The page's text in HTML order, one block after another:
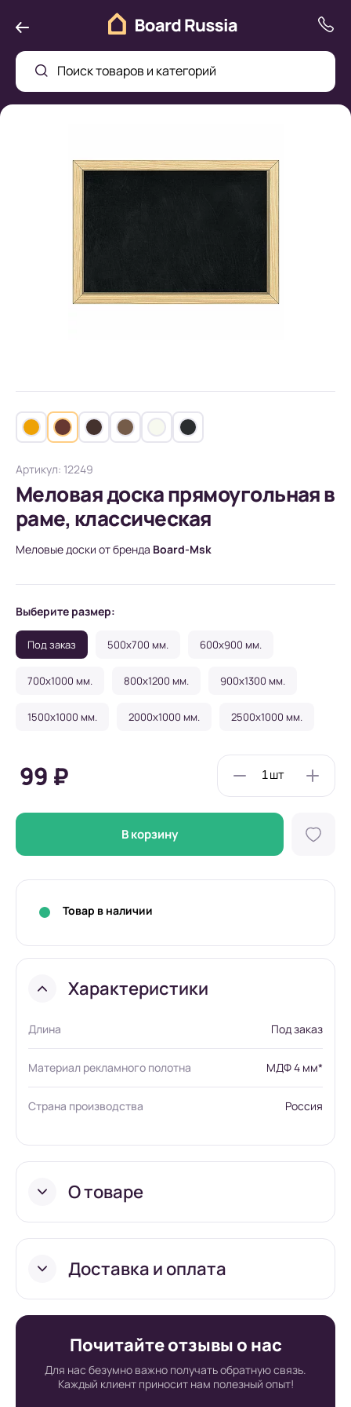
Поиск товаров и категорий
Артикул: 12249
Меловая доска прямоугольная в
раме, классическая
Меловые доски от бренда Board-Msk
Выберите размер:
Под заказ 500x700 мм. 600x900 мм.
700x1000 мм. 800x1200 мм. 900x1300 мм.
1500x1000 мм. 2000x1000 мм. 2500x1000 мм.
99 ₽
В корзину
Товар в наличии
Характеристики
Длина Под заказ
Материал рекламного полотна МДФ 4 мм*
Страна производства Россия
О товаре
Доставка и оплата
Условия доставки в
интернет-
Почитайте отзывы о нас
Для нас безумно важно получать обратную связь.
Каждый клиент приносит нам полезный опыт!